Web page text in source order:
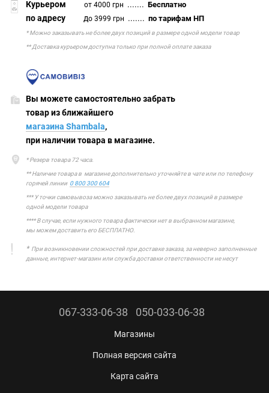
Курьером от 4000 грн .......Бесплатно
по адресу до 3999 грн .......по тарифам НП
* Можно заказывать не более двух позиций в размере одной модели товар
** Доставка курьером доступна только при полной оплате заказа
Вы можете самостоятельно забрать
товар из ближайшего
магазина Shambala,
при наличии товара в магазине.
* Резерв товара 72 часа.
** Наличие товара в магазине дополнительно уточняйте в чате или по телефону
горячей линии 0 800 300 604
*** У точки самовывоза можно заказывать не более двух позиций в размере
одной модели товара
**** В случае, если нужного товара фактически нет в выбранном магазине,
мы можем доставить его БЕСПЛАТНО.
*При возникновении сложностей при доставке заказа, за неверно заполненные
данные, интернет-магазин или служба доставки ответственности не несут
067-333-06-38 050-033-06-38
Магазины
Полная версия сайта
Карта сайта